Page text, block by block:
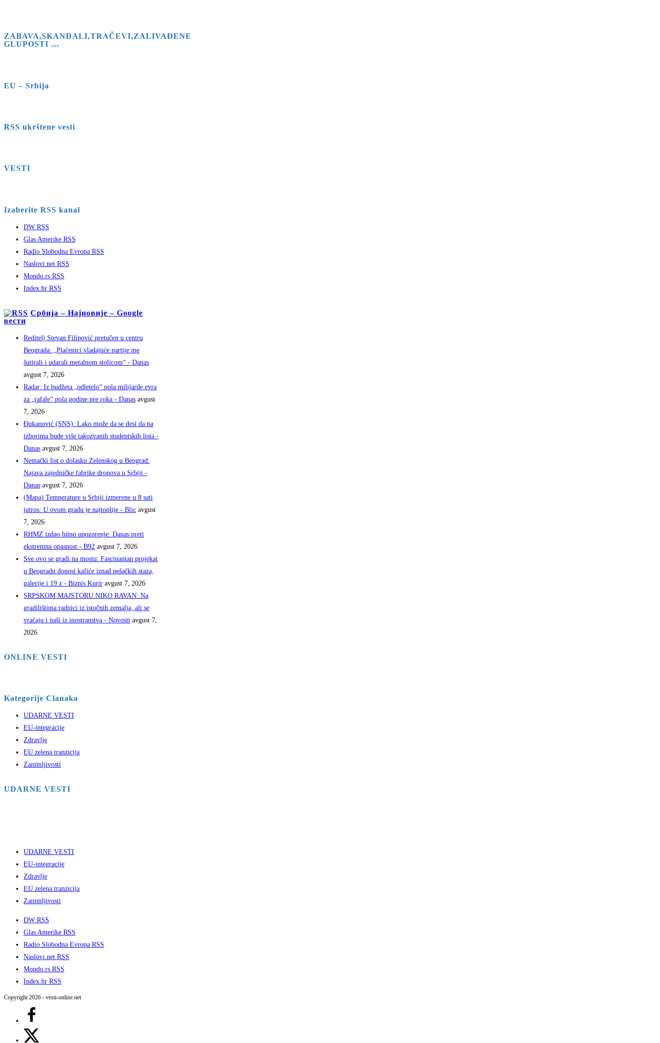
ZABAVA,SKANDALI,TRAČEVI,ZALIVAĐENE
GLUPOSTI …
EU – Srbija
RSS ukrštene vesti
VESTI
Izaberite RSS kanal
DW RSS
Glas Amerike RSS
Radio Slobodna Evropa RSS
Naslovi.net RSS
Mondo.rs RSS
Index.hr RSS
Србија – Најновије – Google
вести
Reditelj Stevan Filipović pretučen u centru
Beograda: „Plaćenici vladajuće partije me
šutirali i udarali metalnom stolicom“ - Danas
avgust 7, 2026
Radar: Iz budžeta „odletelo“ pola milijarde evra
za „rafale“ pola godine pre roka - Danas avgust
7, 2026
Đukanović (SNS): Lako može da se desi da na
izborima bude više takozvanih studentskih lista -
Danas avgust 7, 2026
Nemački list o dolasku Zelenskog u Beograd:
Najava zajedničke fabrike dronova u Srbiji -
Danas avgust 7, 2026
(Mapa) Temperature u Srbiji izmerene u 8 sati
jutros: U ovom gradu je najtoplije - Blic avgust
7, 2026
RHMZ izdao hitno upozorenje: Danas preti
ekstremna opasnost - B92 avgust 7, 2026
Sve ovo se gradi na mostu: Fascinantan projekat
u Beogradu donosi kafiće iznad pešačkih staza,
galerije i 19 z - Biznis Kurir avgust 7, 2026
SRPSKOM MAJSTORU NIKO RAVAN: Na
gradilištima radnici iz istočnih zemalja, ali se
vraćaju i naši iz inostranstva - Novosti avgust 7,
2026
ONLINE VESTI
Kategorije Clanaka
UDARNE VESTI
EU-integracije
Zdravlje
EU zelena tranzicija
Zanimljivosti
UDARNE VESTI
UDARNE VESTI
EU-integracije
Zdravlje
EU zelena tranzicija
Zanimljivosti
DW RSS
Glas Amerike RSS
Radio Slobodna Evropa RSS
Naslovi.net RSS
Mondo.rs RSS
Index.hr RSS
Copyright 2026 - vesti-online.net